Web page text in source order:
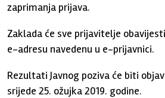
zaprimanja prijava.
Zaklada će sve prijavitelje
e-adresu navedenu u e-prijavnici.
Rezultati Javnog poziva će biti
srijede 25. ožujka 2019. godine.